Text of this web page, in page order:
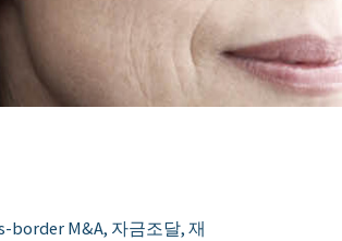
border M&A, 자금조달, 재